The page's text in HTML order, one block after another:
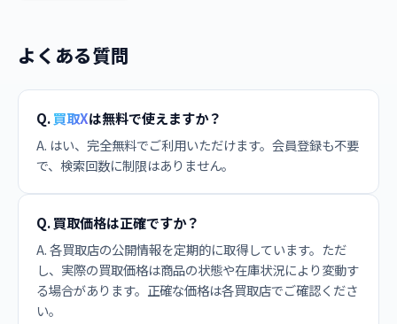
よくある質問
Q.買取Xは無料で使えますか？
A. はい、完全無料でご利用いただけます。会員登録も不要
で、検索回数に制限はありません。
Q. 買取価格は正確ですか？
A. 各買取店の公開情報を定期的に取得しています。ただ
し、実際の買取価格は商品の状態や在庫状況により変動す
る場合があります。正確な価格は各買取店でご確認くださ
い。